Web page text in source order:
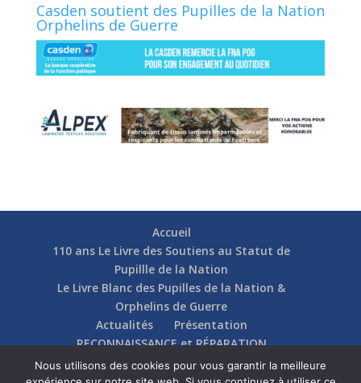
Casden soutient des Pupilles de la Nation
Orphelins de Guerre
Accueil
110 ans Le Livre des Soutiens au Statut de
Pupillle de la Nation
Le Livre Blanc des Pupilles de la Nation &
Orphelins de Guerre
Actualités
Présentation
RECONNAISSANCE et RÉPARATION
Nos soutiens
Fédérations
Actions
Nous utilisons des cookies pour vous garantir la meilleure